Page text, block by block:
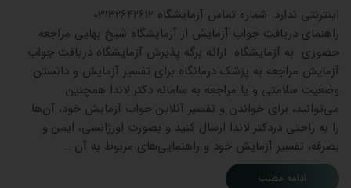
اینترنتی ندارد. شماره تماس آزمایشگاه 03132642612
راهنمای دریافت جواب آزمایش از آزمایشگاه شیخ بهایی مراجعه
حضوری به آزمایشگاه ارائه برگه پذیرش آزمایشگاه دریافت جواب
آزمایش مراجعه به پزشک درمانگاه برای تفسیر آزمایش و دانستن
وضعیت سلامتی و یا مراجعه به سامانه دکتر لاندا همچنین
می‌توانید، برای خواندن و تفسیر آنلاین جواب آزمایش خود، آن‌ها
را به راحتی دردکتر لاندا ارسال کنید و بصورت اورژانسی، ایمن و
بصرفه، تفسیر آزمایش خود و راهنمایی‌های مربوط به آن …
ادامه مطلب